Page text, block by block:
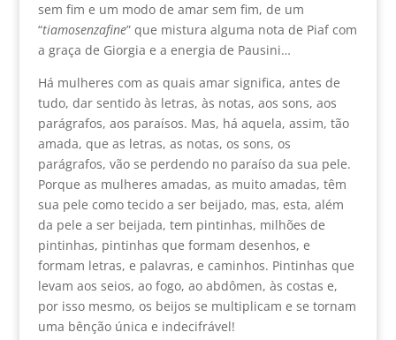
sem fim e um modo de amar sem fim, de um
“tiamosenzafine” que mistura alguma nota de Piaf com
a graça de Giorgia e a energia de Pausini…
Há mulheres com as quais amar significa, antes de
tudo, dar sentido às letras, às notas, aos sons, aos
parágrafos, aos paraísos. Mas, há aquela, assim, tão
amada, que as letras, as notas, os sons, os
parágrafos, vão se perdendo no paraíso da sua pele.
Porque as mulheres amadas, as muito amadas, têm
sua pele como tecido a ser beijado, mas, esta, além
da pele a ser beijada, tem pintinhas, milhões de
pintinhas, pintinhas que formam desenhos, e
formam letras, e palavras, e caminhos. Pintinhas que
levam aos seios, ao fogo, ao abdômen, às costas e,
por isso mesmo, os beijos se multiplicam e se tornam
uma bênção única e indecifrável!